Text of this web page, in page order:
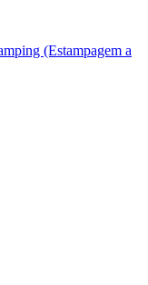
(Estampagem a